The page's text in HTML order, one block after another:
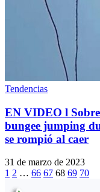
Tendencias
EN VIDEO l
bungee jumping
se rompió al caer
31 de marzo de 2023
1 2 … 66 67 68 69 70